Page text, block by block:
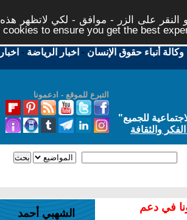
على الزر - موافق - لكي لاتظهر هذه
to ensure you get the best
وكالة أنباء حقوق الإنسان - اخبار الرياضة - اخبار
التبرع للموقع - ادعمونا
للجميع"
والثقافة
في دعم
الشهبي أحمد